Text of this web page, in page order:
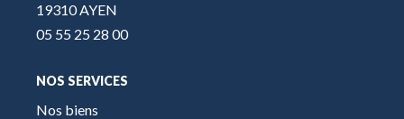
19310 AYEN
05 55 25 28 00
NOS SERVICES
Nos biens